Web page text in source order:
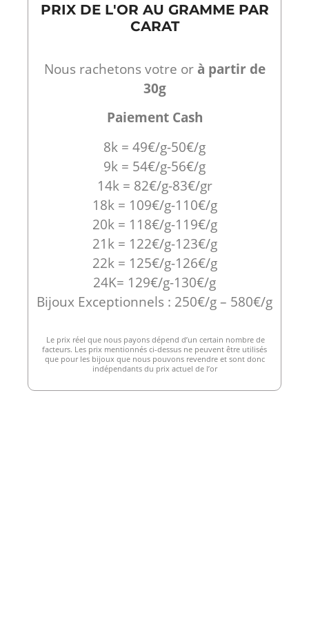
PRIX DE L'OR AU GRAMME PAR
CARAT
Nous rachetons votre orà partir de
30g
Paiement Cash
8k = 49€/g-50€/g
9k = 54€/g-56€/g
14k = 82€/g-83€/gr
18k = 109€/g-110€/g
20k = 118€/g-119€/g
21k = 122€/g-123€/g
22k = 125€/g-126€/g
24K= 129€/g-130€/g
Bijoux Exceptionnels : 250€/g – 580€/g
Le prix réel que nous payons dépend d’un certain nombre de
facteurs. Les prix mentionnés ci-dessus ne peuvent être utilisés
que pour les bijoux que nous pouvons revendre et sont donc
indépendants du prix actuel de l’or